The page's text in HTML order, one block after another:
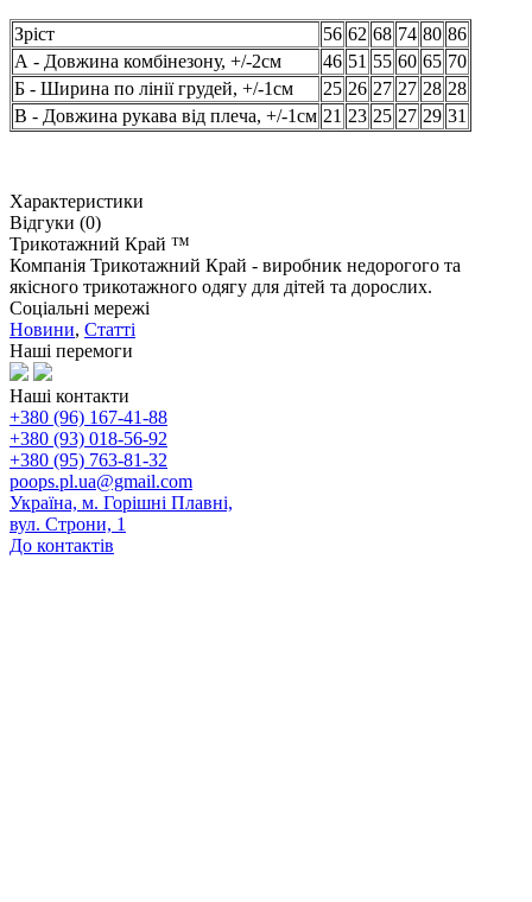
Зріст 56 62 68 74 80 86
А - Довжина комбінезону, +/-2см
46 51 55 60 65 70
Б - Ширина по лінії грудей, +/-1см
25 26 27 27 28 28
В - Довжина рукава від плеча, +/-1см 21 23 25 27 29 31
Характеристики
Відгуки (0)
Трикотажний Край ™
Компанія Трикотажний Край - виробник недорогого та
якісного трикотажного одягу для дітей та дорослих.
Соціальні мережі
Новини, Статті
Наші перемоги
Наші контакти
+380 (96) 167-41-88
+380 (93) 018-56-92
+380 (95) 763-81-32
poops.pl.ua@gmail.com
Україна, м. Горішні Плавні,
вул. Строни, 1
До контактів